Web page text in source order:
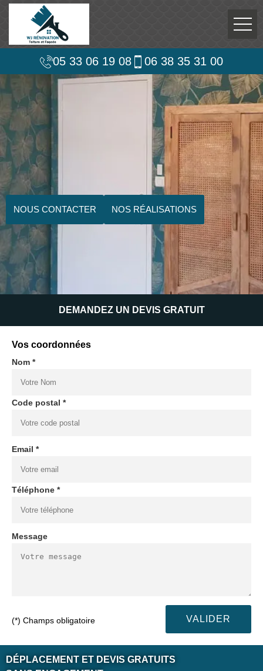
05 33 06 19 08 06 38 35 31 00
NOUS CONTACTER NOS RÉALISATIONS
DEMANDEZ UN DEVIS GRATUIT
Vos coordonnées
Nom *
Code postal *
Email *
Téléphone *
Message
(*) Champs obligatoire
DÉPLACEMENT ET DEVIS GRATUITS